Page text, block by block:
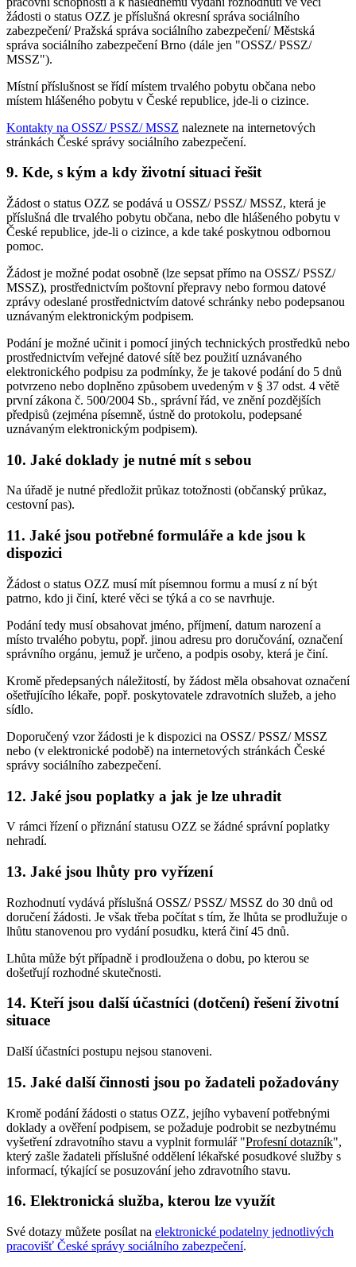
žádosti o status OZZ je příslušná okresní správa sociálního
zabezpečení/ Pražská správa sociálního zabezpečení/ Městská
správa sociálního zabezpečení Brno (dále jen "OSSZ/ PSSZ/
MSSZ").
Místní příslušnost se řídí místem trvalého pobytu občana nebo
místem hlášeného pobytu v České republice, jde-li o cizince.
Kontakty na OSSZ/ PSSZ/ MSSZ naleznete na internetových
stránkách České správy sociálního zabezpečení.
9. Kde, s kým a kdy životní situaci řešit
Žádost o status OZZ se podává u OSSZ/ PSSZ/ MSSZ, která je
příslušná dle trvalého pobytu občana, nebo dle hlášeného pobytu v
České republice, jde-li o cizince, a kde také poskytnou odbornou
pomoc.
Žádost je možné podat osobně (lze sepsat přímo na OSSZ/ PSSZ/
MSSZ), prostřednictvím poštovní přepravy nebo formou datové
zprávy odeslané prostřednictvím datové schránky nebo podepsanou
uznávaným elektronickým podpisem.
Podání je možné učinit i pomocí jiných technických prostředků nebo
prostřednictvím veřejné datové sítě bez použití uznávaného
elektronického podpisu za podmínky, že je takové podání do 5 dnů
potvrzeno nebo doplněno způsobem uvedeným v § 37 odst. 4 větě
první zákona č. 500/2004 Sb., správní řád, ve znění pozdějších
předpisů (zejména písemně, ústně do protokolu, podepsané
uznávaným elektronickým podpisem).
10. Jaké doklady je nutné mít s sebou
Na úřadě je nutné předložit průkaz totožnosti (občanský průkaz,
cestovní pas).
11. Jaké jsou potřebné formuláře a kde jsou k
dispozici
Žádost o status OZZ musí mít písemnou formu a musí z ní být
patrno, kdo ji činí, které věci se týká a co se navrhuje.
Podání tedy musí obsahovat jméno, příjmení, datum narození a
místo trvalého pobytu, popř. jinou adresu pro doručování, označení
správního orgánu, jemuž je určeno, a podpis osoby, která je činí.
Kromě předepsaných náležitostí, by žádost měla obsahovat označení
ošetřujícího lékaře, popř. poskytovatele zdravotních služeb, a jeho
sídlo.
Doporučený vzor žádosti je k dispozici na OSSZ/ PSSZ/ MSSZ
nebo (v elektronické podobě) na internetových stránkách České
správy sociálního zabezpečení.
12. Jaké jsou poplatky a jak je lze uhradit
V rámci řízení o přiznání statusu OZZ se žádné správní poplatky
nehradí.
13. Jaké jsou lhůty pro vyřízení
Rozhodnutí vydává příslušná OSSZ/ PSSZ/ MSSZ do 30 dnů od
doručení žádosti. Je však třeba počítat s tím, že lhůta se prodlužuje o
lhůtu stanovenou pro vydání posudku, která činí 45 dnů.
Lhůta může být případně i prodloužena o dobu, po kterou se
došetřují rozhodné skutečnosti.
14. Kteří jsou další účastníci (dotčení) řešení životní
situace
Další účastníci postupu nejsou stanoveni.
15. Jaké další činnosti jsou po žadateli požadovány
Kromě podání žádosti o status OZZ, jejího vybavení potřebnými
doklady a ověření podpisem, se požaduje podrobit se nezbytnému
vyšetření zdravotního stavu a vyplnit formulář "Profesní dotazník",
který zašle žadateli příslušné oddělení lékařské posudkové služby s
informací, týkající se posuzování jeho zdravotního stavu.
16. Elektronická služba, kterou lze využít
Své dotazy můžete posílat na elektronické podatelny jednotlivých
pracovišť České správy sociálního zabezpečení.